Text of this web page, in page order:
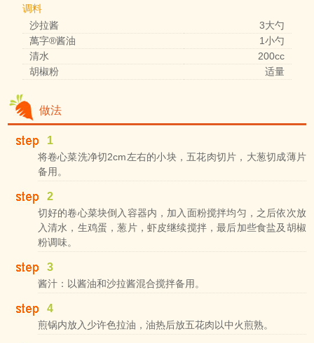
调料
沙拉酱
3大勺
萬字®酱油
1小勺
清水
200cc
胡椒粉
适量
做法
1
将卷心菜洗净切2cm左右的小块，五花肉切片，大葱切成薄片
备用。
2
切好的卷心菜块倒入容器内，加入面粉搅拌均匀，之后依次放
入清水，生鸡蛋，葱片，虾皮继续搅拌，最后加些食盐及胡椒
粉调味。
3
酱汁：以酱油和沙拉酱混合搅拌备用。
4
煎锅内放入少许色拉油，油热后放五花肉以中火煎熟。